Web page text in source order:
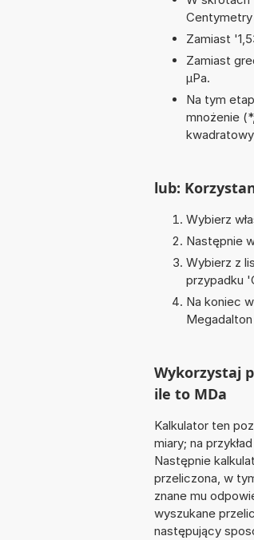
Zamiast
Zamiast
µPa.
Na tym
mnożenie
lub:
Wybierz
Następnie
Wybierz z
przypadku '
Na koniec
Wykorzystaj
ile to MDa
Kalkulator ten
miary; na
Następnie
przeliczona, w
znane mu
wyszukane
następujący